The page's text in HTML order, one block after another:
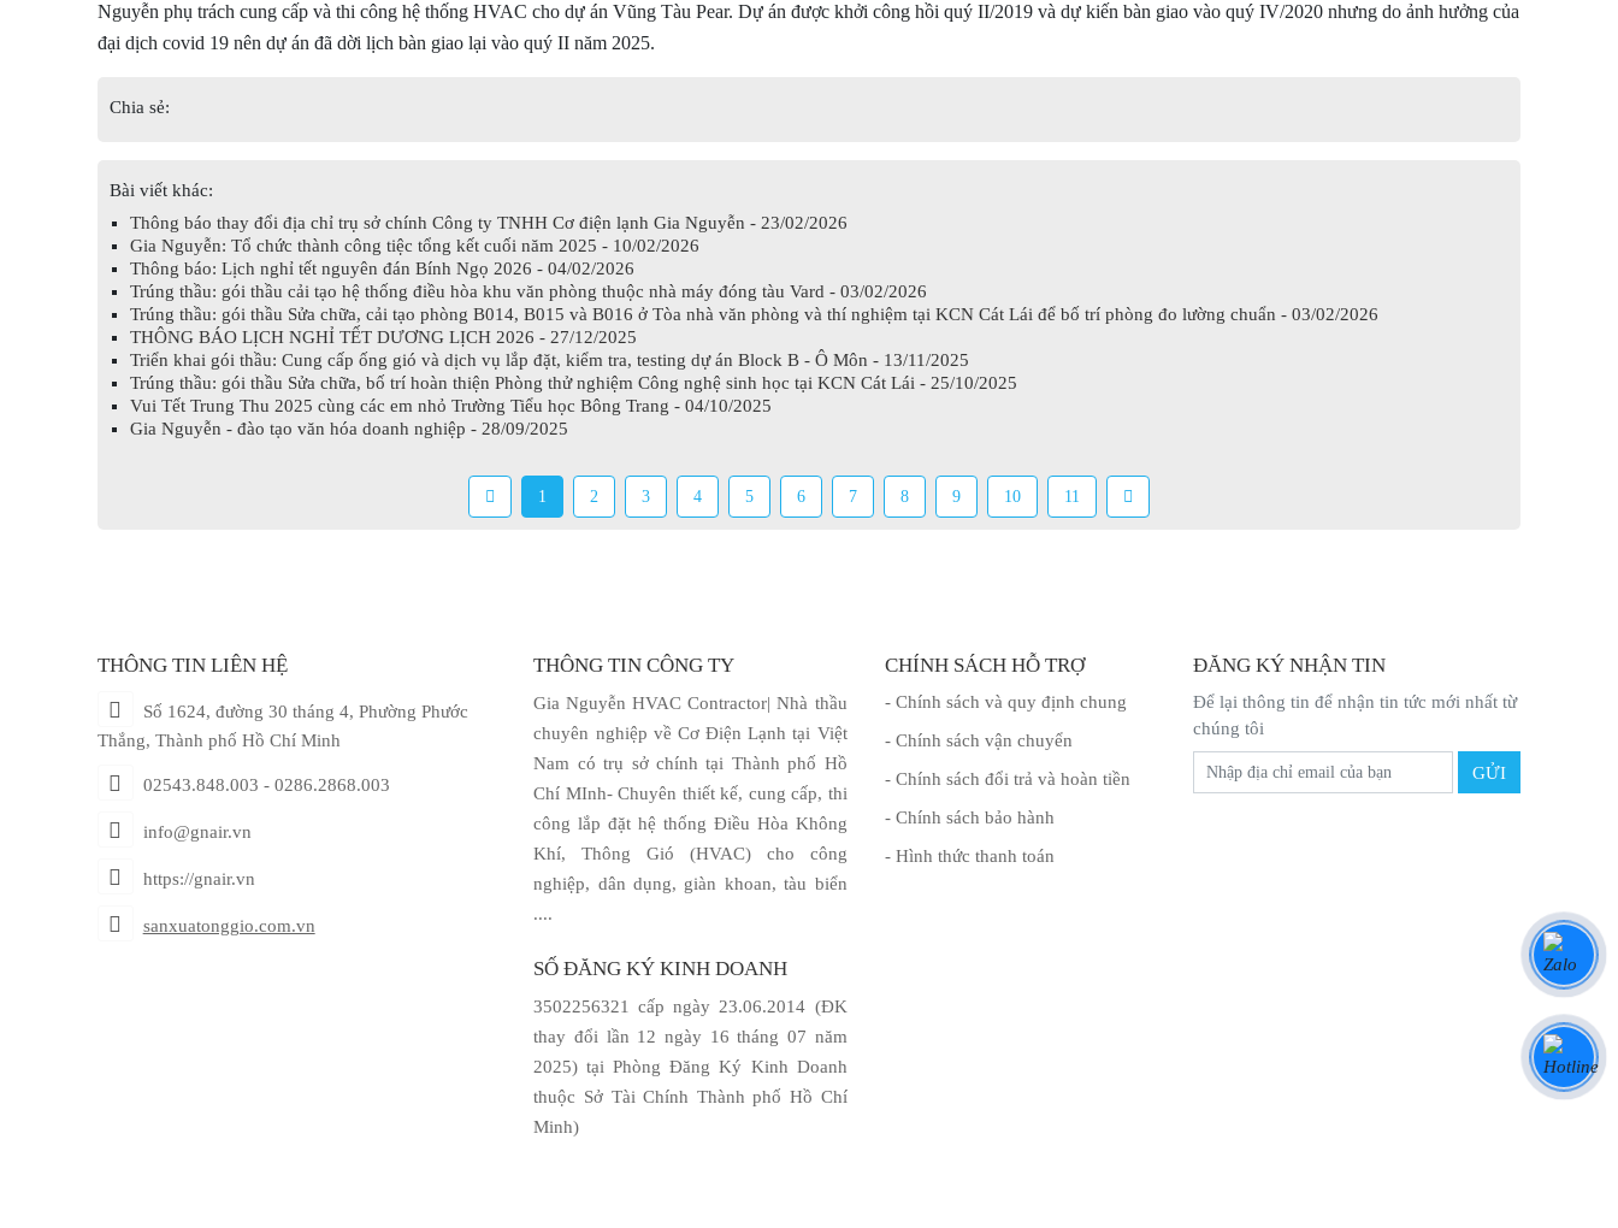
Nguyễn phụ trách cung cấp và thi công hệ thống HVAC cho dự án Vũng Tàu Pear. Dự án được khởi công hồi quý II/2019 và dự kiến bàn giao vào quý IV/2020 nhưng do ảnh hưởng của
đại dịch covid 19 nên dự án đã dời lịch bàn giao lại vào quý II năm 2025.
Chia sẻ:
Bài viết khác:
Thông báo thay đổi địa chỉ trụ sở chính Công ty TNHH Cơ điện lạnh Gia Nguyễn - 23/02/2026
Gia Nguyễn: Tổ chức thành công tiệc tổng kết cuối năm 2025 - 10/02/2026
Thông báo: Lịch nghỉ tết nguyên đán Bính Ngọ 2026 - 04/02/2026
Trúng thầu: gói thầu cải tạo hệ thống điều hòa khu văn phòng thuộc nhà máy đóng tàu Vard - 03/02/2026
Trúng thầu: gói thầu Sửa chữa, cải tạo phòng B014, B015 và B016 ở Tòa nhà văn phòng và thí nghiệm tại KCN Cát Lái để bố trí phòng đo lường chuẩn - 03/02/2026
THÔNG BÁO LỊCH NGHỈ TẾT DƯƠNG LỊCH 2026 - 27/12/2025
Triển khai gói thầu: Cung cấp ống gió và dịch vụ lắp đặt, kiểm tra, testing dự án Block B - Ô Môn - 13/11/2025
Trúng thầu: gói thầu Sửa chữa, bố trí hoàn thiện Phòng thử nghiệm Công nghệ sinh học tại KCN Cát Lái - 25/10/2025
Vui Tết Trung Thu 2025 cùng các em nhỏ Trường Tiểu học Bông Trang - 04/10/2025
Gia Nguyễn - đào tạo văn hóa doanh nghiệp - 28/09/2025
1 2 3 4 5 6 7 8 9 10 11
THÔNG TIN LIÊN HỆ
Số 1624, đường 30 tháng 4, Phường Phước
Thắng, Thành phố Hồ Chí Minh
02543.848.003 - 0286.2868.003
info@gnair.vn
https://gnair.vn
sanxuatonggio.com.vn
THÔNG TIN CÔNG TY
Gia Nguyễn HVAC Contractor| Nhà thầu
chuyên nghiệp về Cơ Điện Lạnh tại Việt
Nam có trụ sở chính tại Thành phố Hồ
Chí MInh- Chuyên thiết kế, cung cấp, thi
công lắp đặt hệ thống Điều Hòa Không
Khí, Thông Gió (HVAC) cho công
nghiệp, dân dụng, giàn khoan, tàu biển
....
SỐ ĐĂNG KÝ KINH DOANH
3502256321 cấp ngày 23.06.2014 (ĐK
thay đổi lần 12 ngày 16 tháng 07 năm
2025) tại Phòng Đăng Ký Kinh Doanh
thuộc Sở Tài Chính Thành phố Hồ Chí
Minh)
CHÍNH SÁCH HỖ TRỢ
- Chính sách và quy định chung
- Chính sách vận chuyển
- Chính sách đổi trả và hoàn tiền
- Chính sách bảo hành
- Hình thức thanh toán
ĐĂNG KÝ NHẬN TIN
Để lại thông tin để nhận tin tức mới nhất từ
chúng tôi